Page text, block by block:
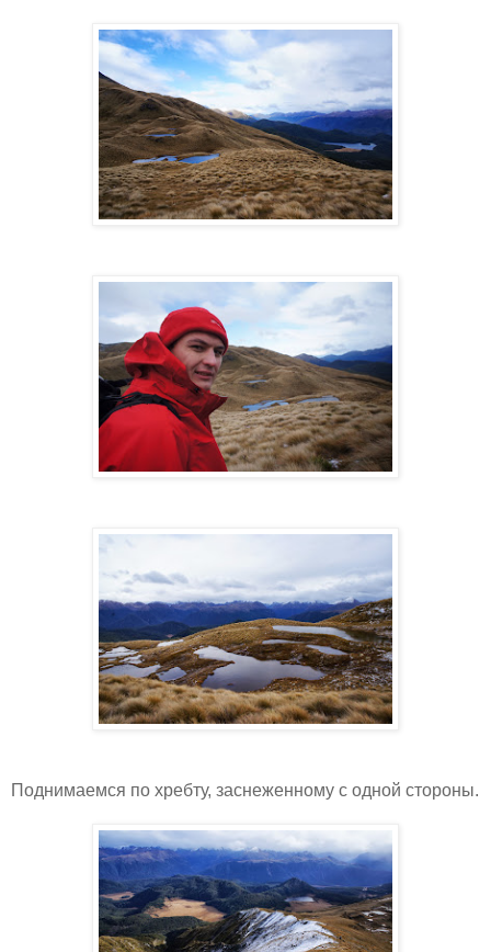
Поднимаемся по хребту, заснеженному с одной стороны.